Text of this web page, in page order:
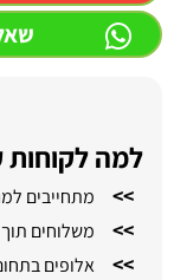
למה לקוחות
>> מתחייבים
>> משלוחים
>> אלופים